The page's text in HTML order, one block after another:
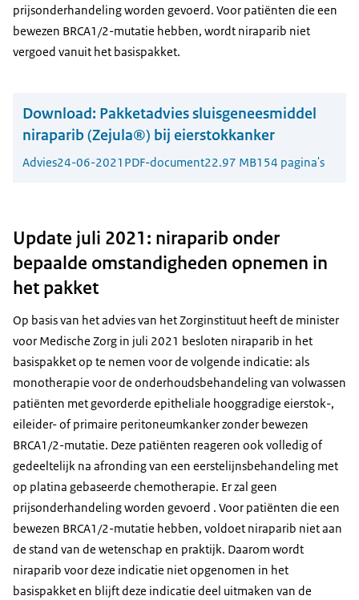
prijsonderhandeling worden gevoerd. Voor patiënten die een
bewezen BRCA1/2-mutatie hebben, wordt niraparib niet
vergoed vanuit het basispakket.
Download: Pakketadvies sluisgeneesmiddel
niraparib (Zejula®) bij eierstokkanker
Advies24-06-2021 PDF-document22.97 MB154 pagina's
Update juli 2021: niraparib onder
bepaalde omstandigheden opnemen in
het pakket
Op basis van het advies van het Zorginstituut heeft de minister
voor Medische Zorg in juli 2021 besloten niraparib in het
basispakket op te nemen voor de volgende indicatie: als
monotherapie voor de onderhoudsbehandeling van volwassen
patiënten met gevorderde epitheliale hooggradige eierstok-,
eileider- of primaire peritoneumkanker zonder bewezen
BRCA1/2-mutatie. Deze patiënten reageren ook volledig of
gedeeltelijk na afronding van een eerstelijnsbehandeling met
op platina gebaseerde chemotherapie. Er zal geen
prijsonderhandeling worden gevoerd . Voor patiënten die een
bewezen BRCA1/2-mutatie hebben, voldoet niraparib niet aan
de stand van de wetenschap en praktijk. Daarom wordt
niraparib voor deze indicatie niet opgenomen in het
basispakket en blijft deze indicatie deel uitmaken van de